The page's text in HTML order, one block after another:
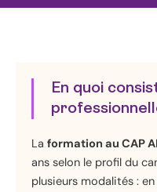
En quoi
La formation au CAP
ans selon le profil du
plusieurs modalités :